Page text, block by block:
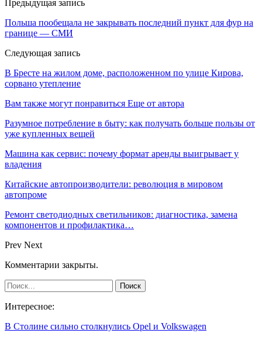
Предыдущая запись
Польша пообещала не закрывать последний пункт для фур на
границе — СМИ
Следующая запись
В Бресте на жилом доме, расположенном по улице Кирова,
сорвано утепление
Вам также могут понравиться Еще от автора
Разумное потребление в быту: как получать больше пользы от
уже купленных вещей
Машина как сервис: почему формат аренды выигрывает у
владения
Китайские автопроизводители: революция в мировом
автопроме
Ремонт светодиодных светильников: диагностика, замена
компонентов и профилактика…
Prev Next
Комментарии закрыты.
Интересное:
В Столине сильно столкнулись Opel и Volkswagen